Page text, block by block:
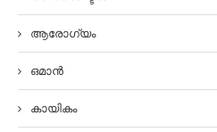
ആരോഗ്യം
ഒമാൻ
കായികം